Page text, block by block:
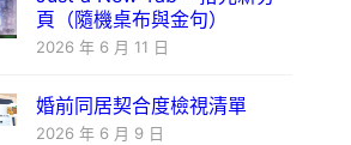
頁（隨機桌布與金句）
2026 年 6 月 11 日
婚前同居契合度檢視清單
2026 年 6 月 9 日